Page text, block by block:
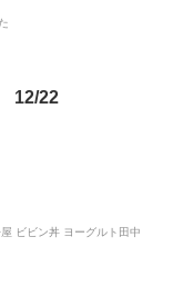
12/22
ビビン丼 ヨーグルト田中